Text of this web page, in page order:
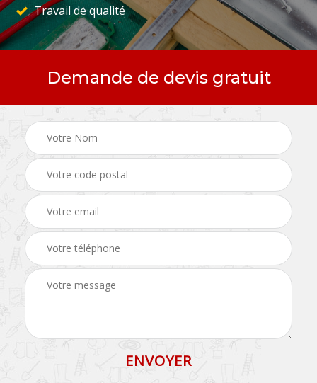
Travail de qualité
Demande de devis gratuit